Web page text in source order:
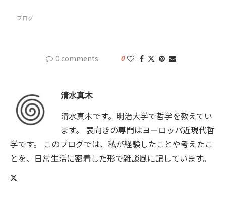
ブログ
0 comments 0
清水真木
清水真木です。明治大学で哲学を教えてい
ます。 表向きの専門はヨーロッパ近現代哲
学です。 このブログでは、私が経験したことや考えたこ
とを、日常生活に密着した形で雑談風に記しています。